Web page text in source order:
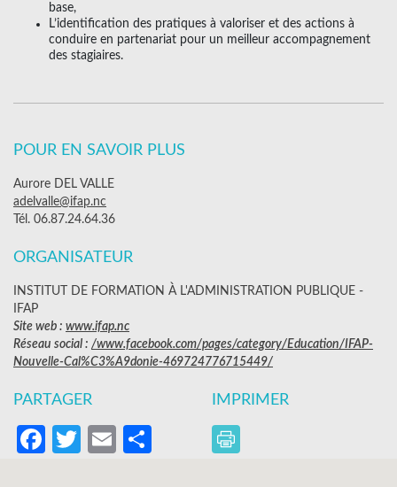
base,
L’identification des pratiques à valoriser et des actions à
conduire en partenariat pour un meilleur accompagnement
des stagiaires.
POUR EN SAVOIR PLUS
Aurore DEL VALLE
adelvalle@ifap.nc
Tél. 06.87.24.64.36
ORGANISATEUR
INSTITUT DE FORMATION À L'ADMINISTRATION PUBLIQUE -
IFAP
Site web : www.ifap.nc
Réseau social : /www.facebook.com/pages/category/Education/IFAP-
Nouvelle-Cal%C3%A9donie-469724776715449/
PARTAGER
Facebook
Twitter
EmailPartager
IMPRIMER